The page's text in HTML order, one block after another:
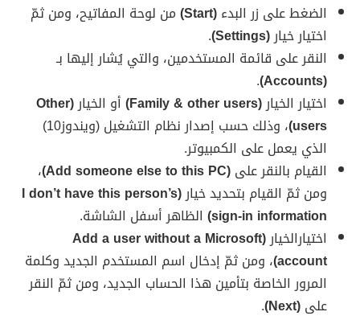
الضغط على زر البدء(Start)
من لوحة المفاتيح، ومن ثمّ
اختيار خيار(Settings)
.
النقر على قائمة المستخدمين، والتي يُشار إليها بـ
(Accounts)
.
اختيار الخيار(Family & other users) أو الخيار (Other
users)
، وذلك حسب إصدار نظام التشغيل (ويندوز10)
الذي يعمل على الكمبيوتر.
القيام بالنقر على(Add someone else to this PC)
،
ومن ثمّ القيام بتحديد خيار (I don’t have this person’s
sign-in information)الظاهر أسفل الشاشة.
اختيارالخيار (Add a user without a Microsoft
account)، ومن ثمّ إدخال اسم المستخدم الجديد وكلمة
المرور الخاصة بتأمين هذا الحساب الجديد، ومن ثمّ النقر
على(Next)
.